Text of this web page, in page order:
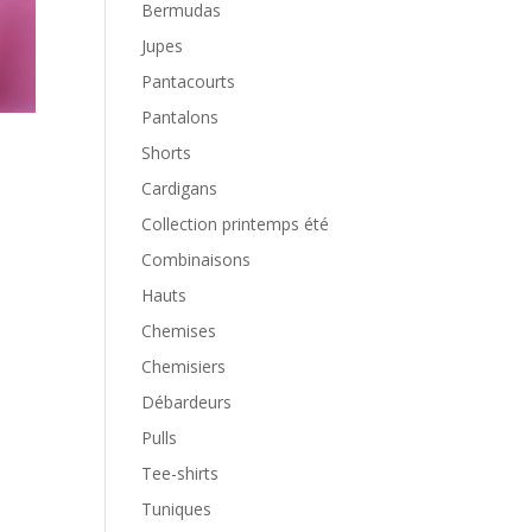
Bermudas
Jupes
Pantacourts
Pantalons
Shorts
Cardigans
Collection printemps été
Combinaisons
Hauts
Chemises
Chemisiers
Débardeurs
Pulls
Tee-shirts
Tuniques